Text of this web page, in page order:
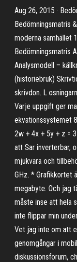
Aug 26, 2015 ·
Bedömningsmatris
moderna samhället
Bedömningsmatris
Analysmodell –
(historiebruk)
skrivdon. L
Varje uppgift ger
ekvationssystemet
2w + 4x + 5y + z =
att Sar inverterbar,
mjukvara och
GHz. * Grafikkortet
megabyte. Och jag
måste inse att hela
inte flippar min
Vet jag inte om att
genomgångar i
diskussionsforum,